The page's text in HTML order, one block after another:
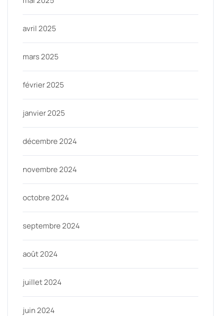
avril 2025
mars 2025
février 2025
janvier 2025
décembre 2024
novembre 2024
octobre 2024
septembre 2024
août 2024
juillet 2024
juin 2024